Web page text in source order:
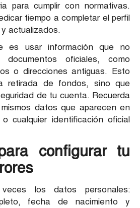
para cumplir con normativas.
tiempo a completar el perfil
actualizados.
es usar información que no
oficiales, como
o direcciones antiguas. Esto
retirada de fondos, sino que
de tu cuenta. Recuerda
datos que aparecen en
cualquier identificación oficial
configurar tu
los datos personales:
fecha de nacimiento y